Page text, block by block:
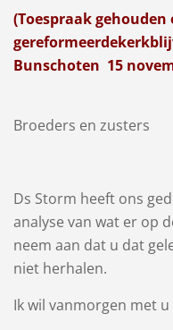
(Toespraak
Bunschoten 15
Broeders en zusters
Ds Storm heeft ons
analyse van wat er op
neem aan dat u dat
niet herhalen.
Ik wil vanmorgen met